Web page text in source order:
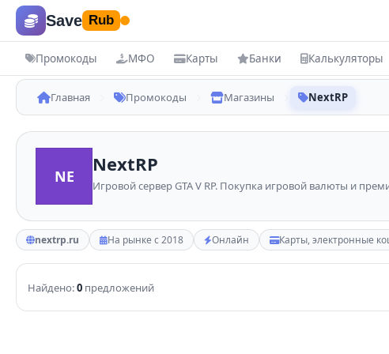
Save Rub
Промокоды МФО Карты Банки Калькуляторы
Купоны и скидки
Все промокоды
Магазины
Все категории
КАТЕГОРИИ
Маркетплейсы
Банки и
Рейтинг
Все
КАРТЫ
Главная Промокоды Магазины NextRP
NE
NextRP
Игровой сервер GTA V RP. Покупка игровой валюты и
nextrp.ru На рынке с 2018 Онлайн Карты, электронные
Найдено:0 предложений